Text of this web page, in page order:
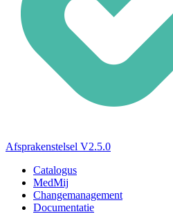
Afsprakenstelsel V2.5.0
Catalogus
MedMij
Changemanagement
Documentatie